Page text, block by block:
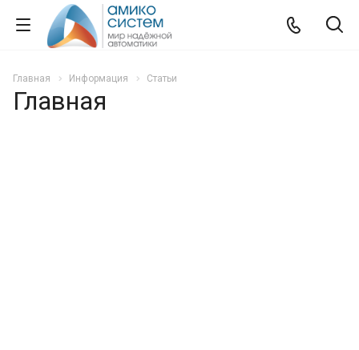
Главная Информация Статьи
Главная